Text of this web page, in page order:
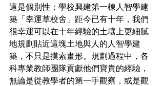
這是個別性；學校興建第一棟人智學建
築「幸運草校舍」距今已有十年，我們
很幸運可以在十年經驗的土壤上更細膩
地規劃貼近這塊土地與人的人智學建
築，不只是摸索畫形。規劃過程中，各
科專業教師團隊貢獻他們寶貴的經驗，
無論是從教學者的第一手觀察，或是觀